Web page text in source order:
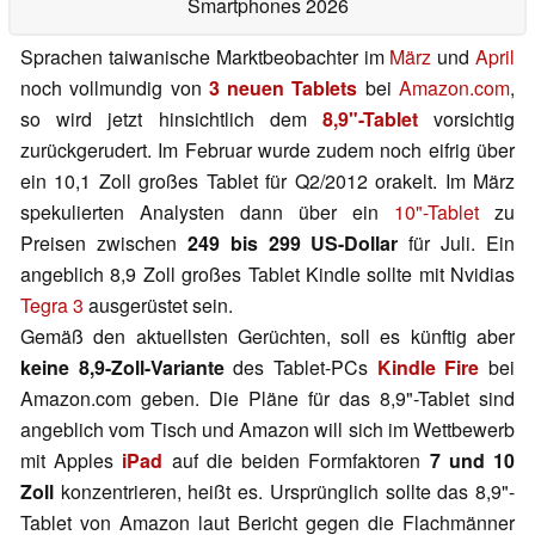
Sprachen taiwanische Marktbeobachter im März undApril
noch vollmundig von 3 neuen Tablets beiAmazon.com,
so wird jetzt hinsichtlich dem 8,9"-Tabletvorsichtig
zurückgerudert. Im Februar wurde zudem noch eifrig über
ein 10,1 Zoll großes Tablet für Q2/2012 orakelt. Im März
spekulierten Analysten dann über ein 10"-Tablet zu
Preisen zwischen 249 bis 299 US-Dollar für Juli. Ein
angeblich 8,9 Zoll großes Tablet Kindle sollte mit Nvidias
Tegra 3 ausgerüstet sein.
Gemäß den aktuellsten Gerüchten, soll es künftig aber
keine 8,9-Zoll-Variantedes Tablet-PCs Kindle Fire bei
Amazon.com geben. Die Pläne für das 8,9"-Tablet sind
angeblich vom Tisch und Amazon will sich im Wettbewerb
mit Apples iPad auf die beiden Formfaktoren 7 und 10
Zoll konzentrieren, heißt es. Ursprünglich sollte das 8,9"-
Tablet von Amazon laut Bericht gegen die Flachmänner